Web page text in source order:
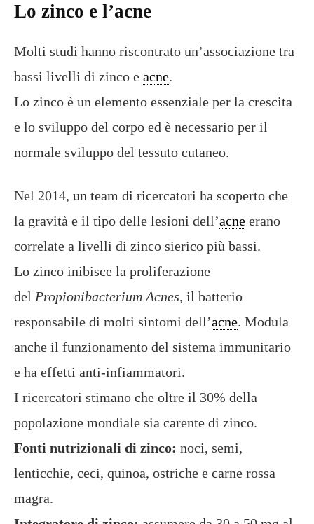
Lo zinco e l’acne
Molti studi hanno riscontrato un’associazione tra
bassi livelli di zinco e acne.
Lo zinco è un elemento essenziale per la crescita
e lo sviluppo del corpo ed è necessario per il
normale sviluppo del tessuto cutaneo.
Nel 2014, un team di ricercatori ha scoperto che
la gravità e il tipo delle lesioni dell’acne erano
correlate a livelli di zinco sierico più bassi.
Lo zinco inibisce la proliferazione
del Propionibacterium Acnes, il batterio
responsabile di molti sintomi dell’acne. Modula
anche il funzionamento del sistema immunitario
e ha effetti anti-infiammatori.
I ricercatori stimano che oltre il 30% della
popolazione mondiale sia carente di zinco.
Fonti nutrizionali di zinco: noci, semi,
lenticchie, ceci, quinoa, ostriche e carne rossa
magra.